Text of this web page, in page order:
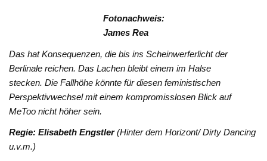
Fotonachweis:
James Rea
Das hat Konsequenzen, die bis ins Scheinwerferlicht der
Berlinale reichen. Das Lachen bleibt einem im Halse
stecken. Die Fallhöhe könnte für diesen feministischen
Perspektivwechsel mit einem kompromisslosen Blick auf
MeToo nicht höher sein.
Regie: Elisabeth Engstler(Hinter dem Horizont/ Dirty Dancing
u.v.m.)